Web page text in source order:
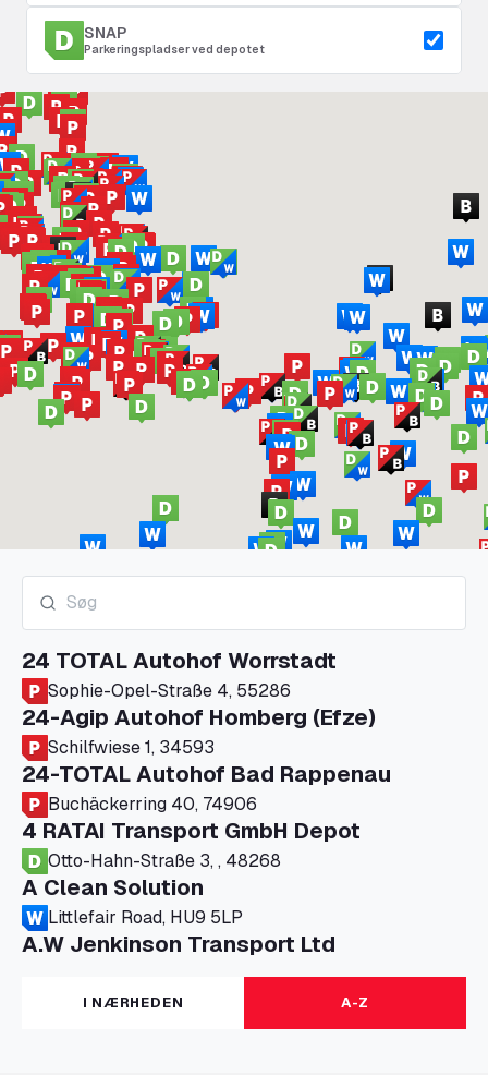
SNAP
Parkeringspladser ved depotet
24 TOTAL Autohof Worrstadt
Sophie-Opel-Straße 4, 55286
24-Agip Autohof Homberg (Efze)
Schilfwiese 1, 34593
24-TOTAL Autohof Bad Rappenau
Buchäckerring 40, 74906
4 RATAI Transport GmbH Depot
Otto-Hahn-Straße 3, , 48268
A Clean Solution
Littlefair Road, HU9 5LP
A.W Jenkinson Transport Ltd
Progress House, ME11 5GA
A+G Nettetal - Depot Parking
Am Panneschopp 7, 41334
I NÆRHEDEN A-Z